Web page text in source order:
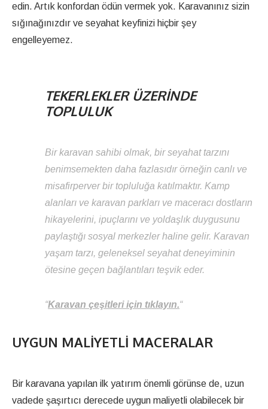
edin. Artık konfordan ödün vermek yok. Karavanınız sizin
sığınağınızdır ve seyahat keyfinizi hiçbir şey
engelleyemez.
TEKERLEKLER ÜZERINDE
TOPLULUK
Bir karavan sahibi olmak, bir seyahat tarzını
benimsemekten daha fazlasıdır örneğin canlı ve
misafirperver bir topluluğa katılmaktır. Kamp
alanları ve karavan parkları ve maceracı dostların
hikayelerini, ipuçlarını ve yoldaşlık duygusunu
paylaştığı sosyal merkezler haline gelir. Karavan
yaşam tarzı, geleneksel seyahat deneyiminin
ötesine geçen bağlantıları teşvik eder.
“Karavan çeşitleri için tıklayın.“
UYGUN MALIYETLI MACERALAR
Bir karavana yapılan ilk yatırım önemli görünse de, uzun
vadede şaşırtıcı derecede uygun maliyetli olabilecek bir